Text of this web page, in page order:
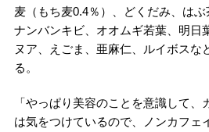
麦（もち麦0.4％）、どくだみ、はぶ
ナンバンキビ、オオムギ若葉、明日
ヌア、えごま、亜麻仁、ルイボスな
る。
「やっぱり美容のことを意識して、
は気をつけているので、ノンカフェ